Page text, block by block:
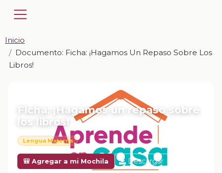
Inicio
Documento: Ficha: ¡Hagamos Un Repaso Sobre Los
Libros!
Ficha: ¡Hagamos un repaso sobre
los libros!
Lengua Materna
🎒 Agregar a mi Mochila Descargar